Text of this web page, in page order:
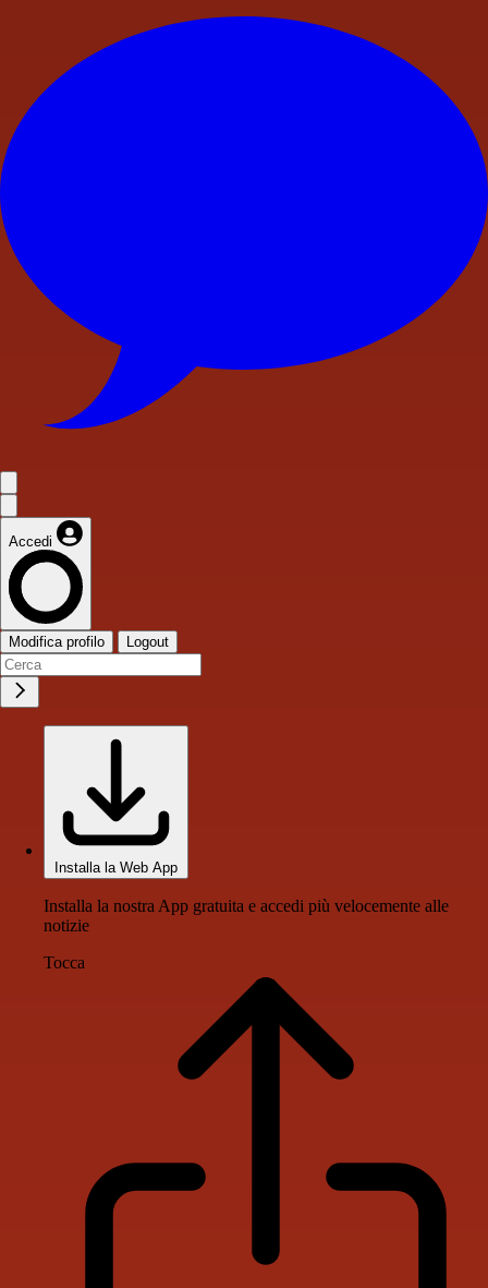
Accedi
Modifica profilo Logout
Installa la Web App
Installa la nostra App gratuita e accedi più velocemente alle
notizie
Tocca